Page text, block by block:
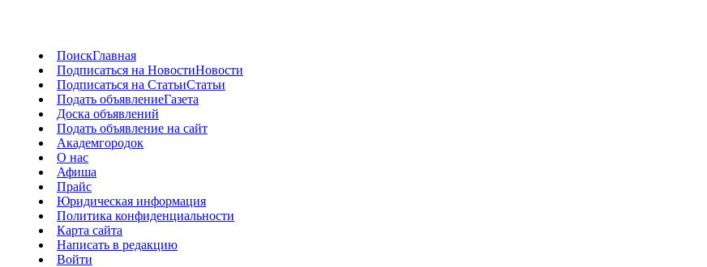
ПоискГлавная
Подписаться на НовостиНовости
Подписаться на СтатьиСтатьи
Подать объявлениеГазета
Доска объявлений
Подать объявление на сайт
Академгородок
О нас
Афиша
Прайс
Юридическая информация
Политика конфиденциальности
Карта сайта
Написать в редакцию
Войти